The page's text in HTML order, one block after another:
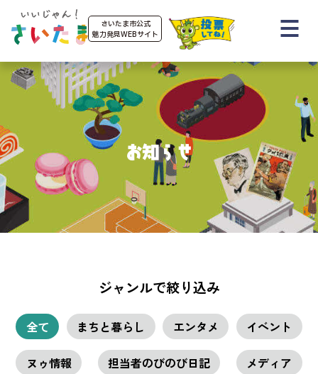
さいたま市公式
魅力発見WEBサイト
お知らせ
推しポイント
お知らせ
ジャンルで絞り込み
全て まちと暮らし エンタメ イベント
ヌゥ情報 担当者のびのび日記 メディア